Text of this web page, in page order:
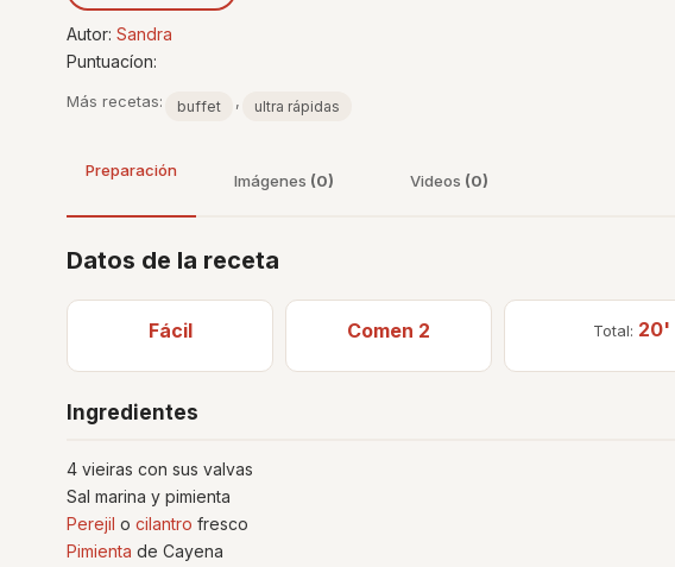
Autor: Sandra
Puntuacíon:
Más recetas: buffet , ultra rápidas
Preparación
Imágenes (0) Videos (0)
Datos de la receta
Fácil Comen 2 Total: 20'
Ingredientes
4 vieiras con sus valvas
Sal marina y pimienta
Perejil o cilantro fresco
Pimienta de Cayena